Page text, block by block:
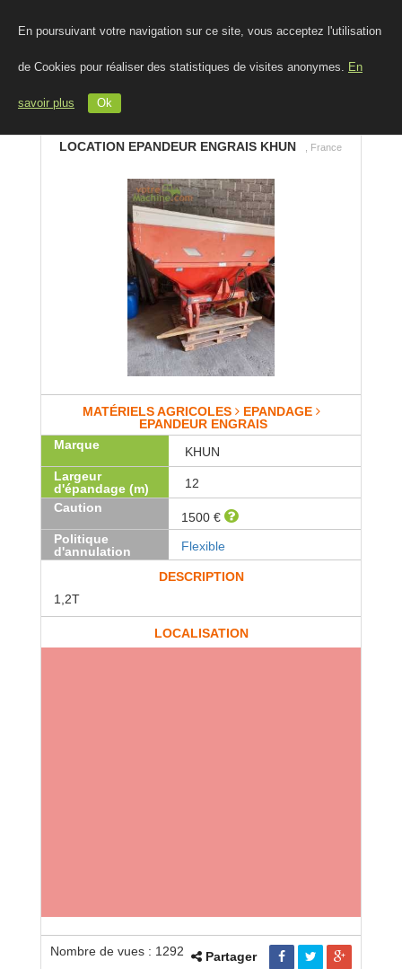
En poursuivant votre navigation sur ce site, vous acceptez l'utilisation
de Cookies pour réaliser des statistiques de visites anonymes. En
savoir plus Ok
LOCATION EPANDEUR ENGRAIS KHUN , France
MATÉRIELS AGRICOLES EPANDAGE
EPANDEUR ENGRAIS
Marque
KHUN
Largeur
d'épandage (m)
12
Caution
1500 €
Politique
d'annulation
Flexible
DESCRIPTION
1,2T
LOCALISATION
Nombre de vues : 1292 Partager